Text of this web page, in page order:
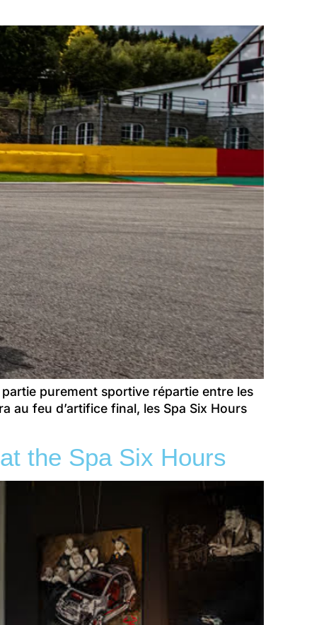
purement sportive répartie entre les
au feu d’artifice final, les Spa Six Hours
the Spa Six Hours